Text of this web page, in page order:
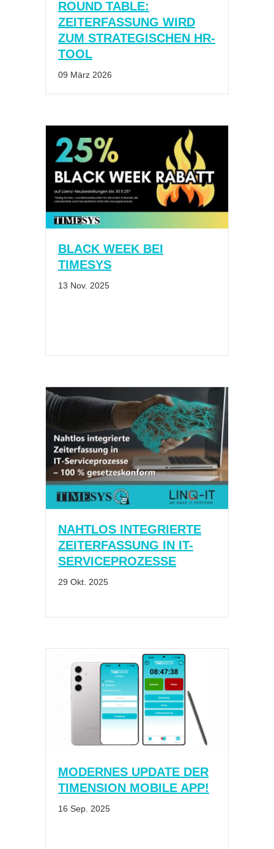
ZEITERFASSUNG WIRD
ZUM STRATEGISCHEN HR-
TOOL
09 März 2026
BLACK WEEK BEI
TIMESYS
13 Nov. 2025
NAHTLOS INTEGRIERTE
ZEITERFASSUNG IN IT-
SERVICEPROZESSE
29 Okt. 2025
TIMENSION MOBILE APP!
16 Sep. 2025